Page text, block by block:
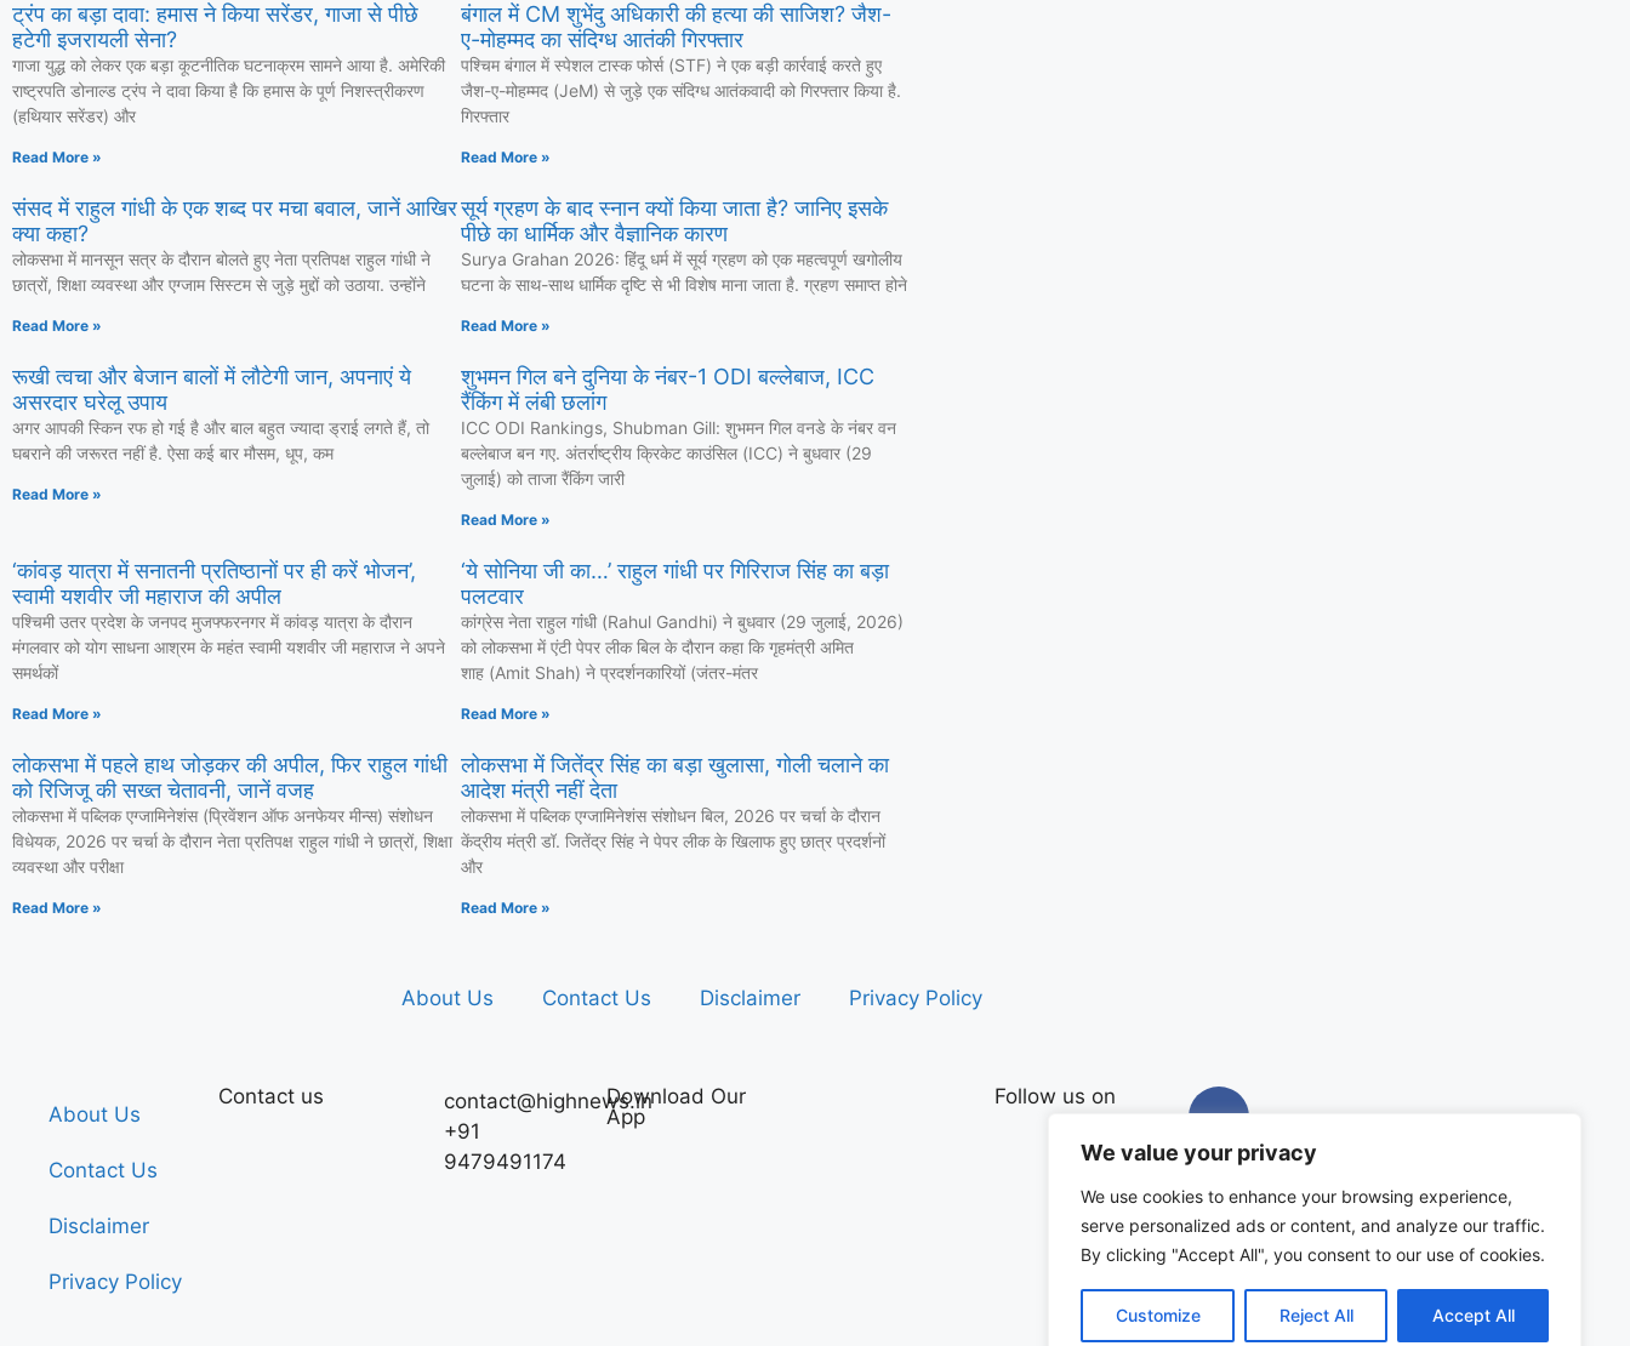
We value your privacy
We use cookies to enhance your browsing experience,
serve personalized ads or content, and analyze our traffic.
By clicking "Accept All", you consent to our use of cookies.
Customize Reject All Accept All
ट्रंप का बड़ा दावा: हमास ने किया सरेंडर, गाजा से पीछे
हटेगी इजरायली सेना?
गाजा युद्ध को लेकर एक बड़ा कूटनीतिक घटनाक्रम सामने आया है. अमेरिकी
राष्ट्रपति डोनाल्ड ट्रंप ने दावा किया है कि हमास के पूर्ण निशस्त्रीकरण
(हथियार सरेंडर) और
Read More »
बंगाल में CM शुभेंदु अधिकारी की हत्या की साजिश? जैश-
ए-मोहम्मद का संदिग्ध आतंकी गिरफ्तार
पश्चिम बंगाल में स्पेशल टास्क फोर्स (STF) ने एक बड़ी कार्रवाई करते हुए
जैश-ए-मोहम्मद (JeM) से जुड़े एक संदिग्ध आतंकवादी को गिरफ्तार किया है.
गिरफ्तार
Read More »
संसद में राहुल गांधी के एक शब्द पर मचा बवाल, जानें आखिर
क्या कहा?
लोकसभा में मानसून सत्र के दौरान बोलते हुए नेता प्रतिपक्ष राहुल गांधी ने
छात्रों, शिक्षा व्यवस्था और एग्जाम सिस्टम से जुड़े मुद्दों को उठाया. उन्होंने
Read More »
सूर्य ग्रहण के बाद स्नान क्यों किया जाता है? जानिए इसके
पीछे का धार्मिक और वैज्ञानिक कारण
Surya Grahan 2026: हिंदू धर्म में सूर्य ग्रहण को एक महत्वपूर्ण खगोलीय
घटना के साथ-साथ धार्मिक दृष्टि से भी विशेष माना जाता है. ग्रहण समाप्त होने
Read More »
रूखी त्वचा और बेजान बालों में लौटेगी जान, अपनाएं ये
असरदार घरेलू उपाय
अगर आपकी स्किन रफ हो गई है और बाल बहुत ज्यादा ड्राई लगते हैं, तो
घबराने की जरूरत नहीं है. ऐसा कई बार मौसम, धूप, कम
Read More »
शुभमन गिल बने दुनिया के नंबर-1 ODI बल्लेबाज, ICC
रैंकिंग में लंबी छलांग
ICC ODI Rankings, Shubman Gill: शुभमन गिल वनडे के नंबर वन
बल्लेबाज बन गए. अंतर्राष्ट्रीय क्रिकेट काउंसिल (ICC) ने बुधवार (29
जुलाई) को ताजा रैंकिंग जारी
Read More »
‘कांवड़ यात्रा में सनातनी प्रतिष्ठानों पर ही करें भोजन’,
स्वामी यशवीर जी महाराज की अपील
पश्चिमी उतर प्रदेश के जनपद मुजफ्फरनगर में कांवड़ यात्रा के दौरान
मंगलवार को योग साधना आश्रम के महंत स्वामी यशवीर जी महाराज ने अपने
समर्थकों
Read More »
‘ये सोनिया जी का…’ राहुल गांधी पर गिरिराज सिंह का बड़ा
पलटवार
कांग्रेस नेता राहुल गांंधी (Rahul Gandhi) ने बुधवार (29 जुलाई, 2026)
को लोकसभा में एंटी पेपर लीक बिल के दौरान कहा कि गृहमंत्री अमित
शाह (Amit Shah) ने प्रदर्शनकारियों (जंतर-मंतर
Read More »
लोकसभा में पहले हाथ जोड़कर की अपील, फिर राहुल गांधी
को रिजिजू की सख्त चेतावनी, जानें वजह
लोकसभा में पब्लिक एग्जामिनेशंस (प्रिवेंशन ऑफ अनफेयर मीन्स) संशोधन
विधेयक, 2026 पर चर्चा के दौरान नेता प्रतिपक्ष राहुल गांधी ने छात्रों, शिक्षा
व्यवस्था और परीक्षा
Read More »
लोकसभा में जितेंद्र सिंह का बड़ा खुलासा, गोली चलाने का
आदेश मंत्री नहीं देता
लोकसभा में पब्लिक एग्जामिनेशंस संशोधन बिल, 2026 पर चर्चा के दौरान
केंद्रीय मंत्री डॉ. जितेंद्र सिंह ने पेपर लीक के खिलाफ हुए छात्र प्रदर्शनों
और
Read More »
About Us Contact Us Disclaimer Privacy Policy
About Us
Contact Us
Disclaimer
Privacy Policy
Contact us
contact@highnews.in
+91
9479491174
Download Our
App
Follow us on